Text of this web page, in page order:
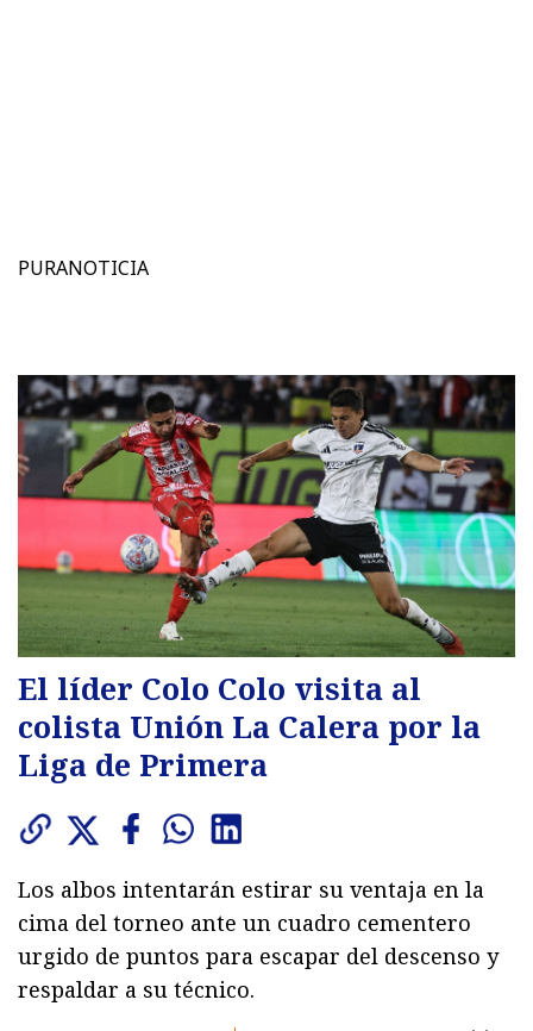
PURANOTICIA
El líder Colo Colo visita al
colista Unión La Calera por la
Liga de Primera
Los albos intentarán estirar su ventaja en la
cima del torneo ante un cuadro cementero
urgido de puntos para escapar del descenso y
respaldar a su técnico.